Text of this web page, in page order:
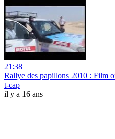
21:38
Rallye des papillons 2010 : Film
t-cap
il y a 16 ans